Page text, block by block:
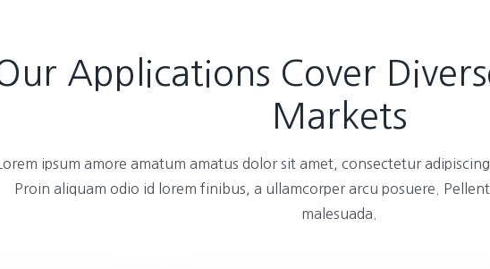
Applications Cover
Markets
ipsum amore amatum amatus dolor sit amet, consectetur
Proin aliquam odio id lorem finibus, a ullamcorper arcu posuere.
malesuada.